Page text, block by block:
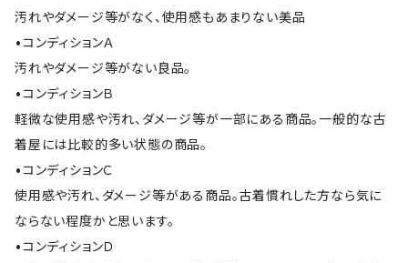
汚れやダメージ等がなく、使用感もあまりない美品
•コンディションＡ
汚れやダメージ等がない良品。
•コンディションＢ
軽微な使用感や汚れ、ダメージ等が一部にある商品。一般的な古
着屋には比較的多い状態の商品。
•コンディションＣ
使用感や汚れ、ダメージ等がある商品。古着慣れした方なら気に
ならない程度かと思います。
•コンディションＤ